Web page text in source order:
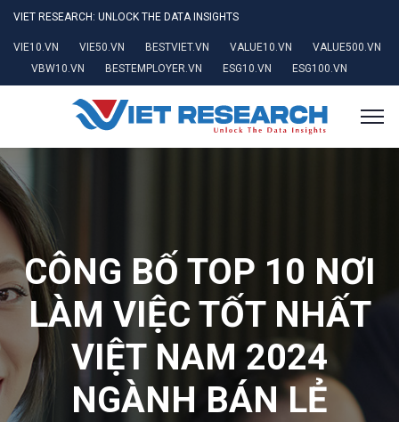
VIET RESEARCH: UNLOCK THE DATA INSIGHTS
VIE10.VN VIE50.VN BESTVIET.VN VALUE10.VN
VALUE500.VN
VBW10.VN
BESTEMPLOYER.VN ESG10.VN ESG100.VN
CÔNG BỐ TOP 10 NƠI
LÀM VIỆC TỐT NHẤT
VIỆT NAM 2024
NGÀNH BÁN LẺ